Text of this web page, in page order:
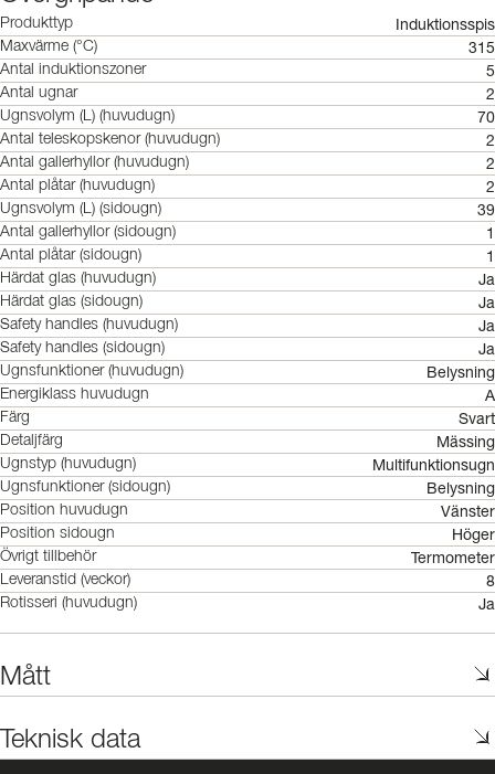
Produkttyp Induktionsspis
Maxvärme (°C) 315
Antal induktionszoner 5
Antal ugnar 2
Ugnsvolym (L) (huvudugn) 70
Antal teleskopskenor (huvudugn) 2
Antal gallerhyllor (huvudugn) 2
Antal plåtar (huvudugn) 2
Ugnsvolym (L) (sidougn) 39
Antal gallerhyllor (sidougn) 1
Antal plåtar (sidougn) 1
Härdat glas (huvudugn) Ja
Härdat glas (sidougn) Ja
Safety handles (huvudugn) Ja
Safety handles (sidougn) Ja
Ugnsfunktioner (huvudugn) Belysning
Energiklass huvudugn A
Färg Svart
Detaljfärg Mässing
Ugnstyp (huvudugn) Multifunktionsugn
Ugnsfunktioner (sidougn) Belysning
Position huvudugn Vänster
Position sidougn Höger
Övrigt tillbehör Termometer
Leveranstid (veckor) 8
Rotisseri (huvudugn) Ja
Mått
Teknisk data